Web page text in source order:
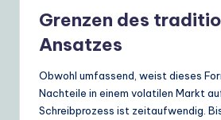
Grenzen des
Ansatzes
Obwohl umfassend, weist dieses
Nachteile in einem volatilen Markt
Schreibprozess ist zeitaufwendig.